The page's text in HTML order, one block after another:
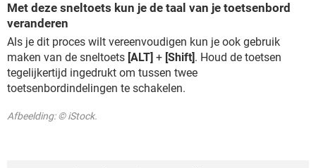
Met deze sneltoets kun je de taal van je toetsenbord
veranderen
Als je dit proces wilt vereenvoudigen kun je ook gebruik
maken van de sneltoets [ALT] + [Shift]. Houd de toetsen
tegelijkertijd ingedrukt om tussen twee
toetsenbordindelingen te schakelen.
Afbeelding: © iStock.